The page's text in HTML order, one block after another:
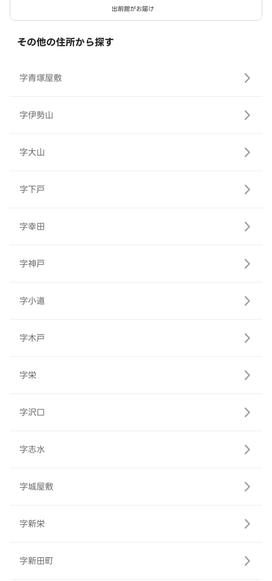
出前館がお届け
その他の住所から探す
字青塚屋敷
字伊勢山
字大山
字下戸
字幸田
字神戸
字小道
字木戸
字栄
字沢口
字志水
字城屋敷
字新栄
字新田町